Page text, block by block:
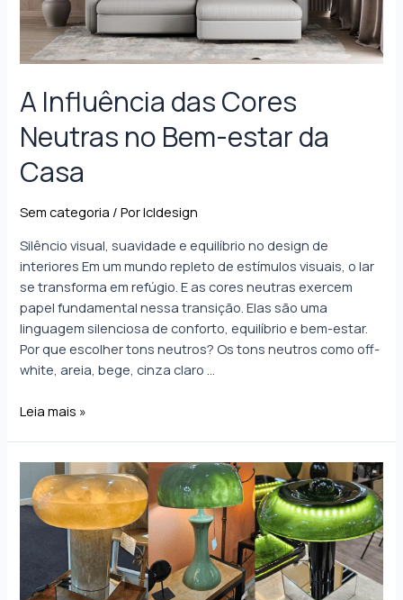
A Influência das Cores
Neutras no Bem-estar da
Casa
Sem categoria / Porlcldesign
Silêncio visual, suavidade e equilíbrio no design de
interiores Em um mundo repleto de estímulos visuais, o lar
se transforma em refúgio. E as cores neutras exercem
papel fundamental nessa transição. Elas são uma
linguagem silenciosa de conforto, equilíbrio e bem-estar.
Por que escolher tons neutros? Os tons neutros como off-
white, areia, bege, cinza claro …
Leia mais »